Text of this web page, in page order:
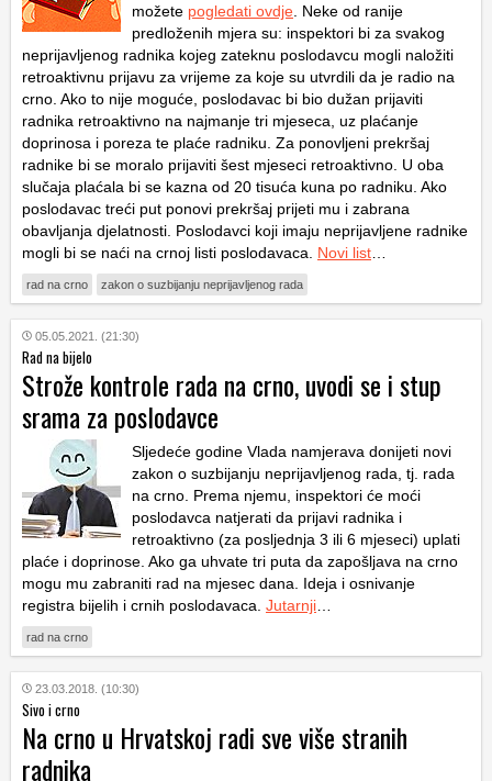
možete pogledati ovdje. Neke od ranije
predloženih mjera su: inspektori bi za svakog
neprijavljenog radnika kojeg zateknu poslodavcu mogli naložiti
retroaktivnu prijavu za vrijeme za koje su utvrdili da je radio na
crno. Ako to nije moguće, poslodavac bi bio dužan prijaviti
radnika retroaktivno na najmanje tri mjeseca, uz plaćanje
doprinosa i poreza te plaće radniku. Za ponovljeni prekršaj
radnike bi se moralo prijaviti šest mjeseci retroaktivno. U oba
slučaja plaćala bi se kazna od 20 tisuća kuna po radniku. Ako
poslodavac treći put ponovi prekršaj prijeti mu i zabrana
obavljanja djelatnosti. Poslodavci koji imaju neprijavljene radnike
mogli bi se naći na crnoj listi poslodavaca. Novi list…
rad na crno zakon o suzbijanju neprijavljenog rada
05.05.2021. (21:30)
Rad na bijelo
Strože kontrole rada na crno, uvodi se i stup
srama za poslodavce
Sljedeće godine Vlada namjerava donijeti novi
zakon o suzbijanju neprijavljenog rada, tj. rada
na crno. Prema njemu, inspektori će moći
poslodavca natjerati da prijavi radnika i
retroaktivno (za posljednja 3 ili 6 mjeseci) uplati
plaće i doprinose. Ako ga uhvate tri puta da zapošljava na crno
mogu mu zabraniti rad na mjesec dana. Ideja i osnivanje
registra bijelih i crnih poslodavaca. Jutarnji…
rad na crno
23.03.2018. (10:30)
Sivo i crno
Na crno u Hrvatskoj radi sve više stranih
radnika